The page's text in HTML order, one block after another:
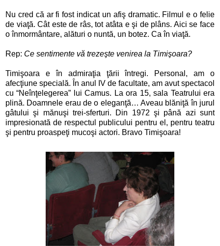
Nu cred că ar fi fost indicat un afiş dramatic. Filmul e o felie
de viaţă. Cât este de râs, tot atâta e şi de plâns. Aici se face
o înmormântare, alături o nuntă, un botez. Ca în viaţă.
Rep: Ce sentimente vă trezeşte venirea la Timişoara?
Timişoara e în admiraţia ţării întregi. Personal, am o
afecţiune specială. În anul IV de facultate, am avut spectacol
cu “Neînţelegerea” lui Camus. La ora 15, sala Teatrului era
plină. Doamnele erau de o eleganţă… Aveau blăniţă în jurul
gâtului şi mănuşi trei-sferturi. Din 1972 şi până azi sunt
impresionată de respectul publicului pentru el, pentru teatru
şi pentru proaspeţi mucoşi actori. Bravo Timişoara!